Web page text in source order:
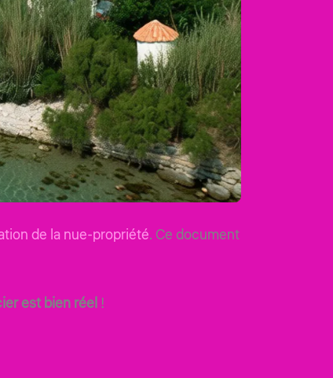
de la nue-propriété. Ce document
est bien réel!